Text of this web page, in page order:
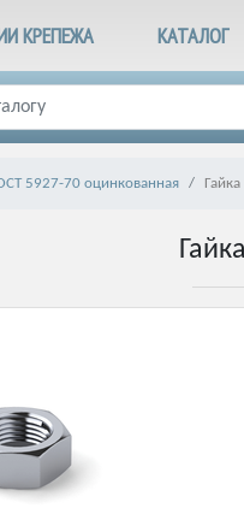
КРЕПЕЖА КАТАЛОГ
5927-70 оцинкованная